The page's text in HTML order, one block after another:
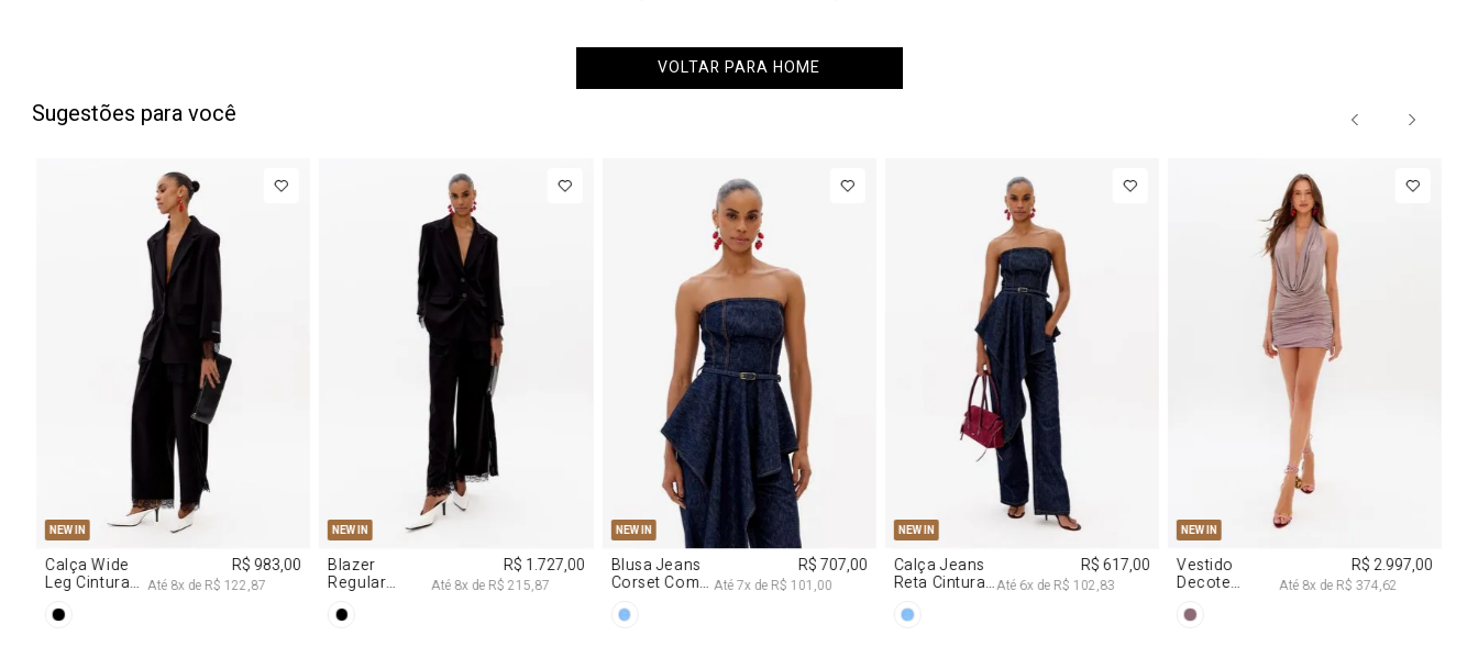
VOLTAR PARA HOME
Sugestões para você
NEW IN
PP P
Calça Wide
Leg Cintura
Renda
R$ 983,00
Até 8x deR$ 122,87
NEW IN
PP
Blazer
Regular
Com Renda
R$ 1.727,00
Até 8x deR$ 215,87
NEW IN
PP G
Blusa Jeans
Corset Com
R$ 707,00
Até7x deR$ 101,00
NEW IN
34 38 40
Calça Jeans
Reta Cintura
R$ 617,00
Até6x deR$ 102,83
NEW IN
PP
Vestido
Decote
Brilhos
R$ 2.997,00
Até 8x deR$ 374,62